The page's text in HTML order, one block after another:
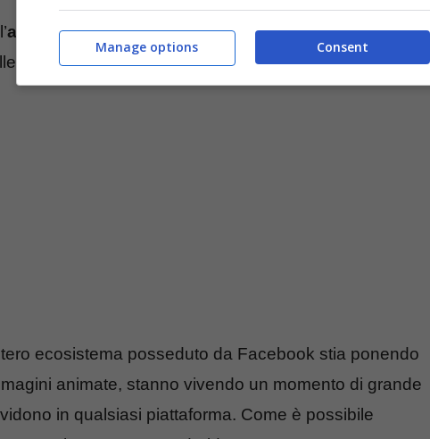
aggiornamentodiWhatsApp perAndroidè in fase
prossime ore sarà disponibile per tutti gli utenti.
ecosistema posseduto da Facebook stia ponendo
animate, stanno vivendo un momento di grande
in qualsiasi piattaforma. Come è possibile
Consent
Manage options